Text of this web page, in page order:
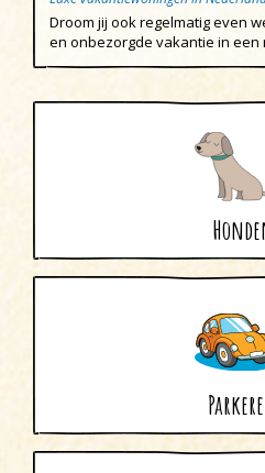
Egmond aan den
Egmond-Binnen
Egmond aan Zee
Hargen aan Zee
Heerhugowaard
Sint Maartenszee
Droom jij ook regelmatig even
en onbezorgde vakantie in een